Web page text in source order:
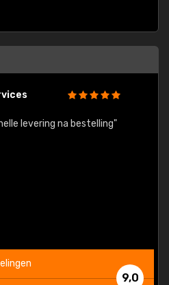
levering na bestelling"
9,0